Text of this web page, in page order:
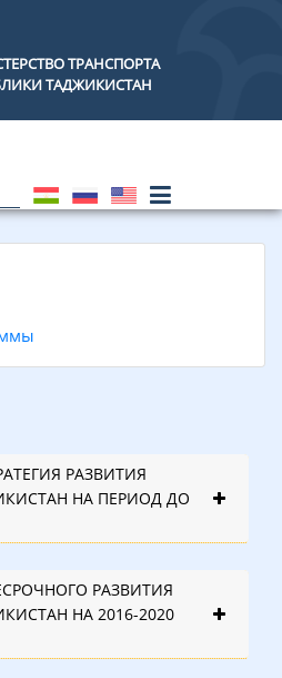
ТРАНСПОРТА
ТАДЖИКИСТАН
РАЗВИТИЯ
НА ПЕРИОД ДО
РАЗВИТИЯ
НА 2016-2020